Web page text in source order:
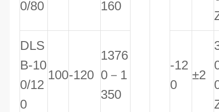
0/80
160
DLS
B-10
0/12
0
100-120
1376
0－1
350
-12
0
±2